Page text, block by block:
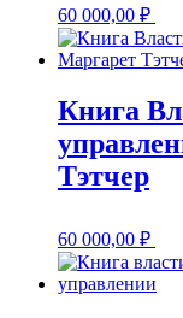
60 000,00 ₽
Книга
Тэтчер
60 000,00 ₽